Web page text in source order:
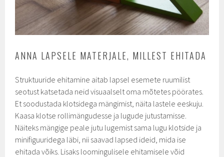
ANNA LAPSELE MATERJALE, MILLEST EHITADA
Struktuuride ehitamine aitab lapsel esemete ruumilist
seotust katsetada neid visuaalselt oma mõtetes pöörates.
Et soodustada klotsidega mängimist, näita lastele eeskuju.
Kaasa klotse rollimängudesse ja lugude jutustamisse.
Näiteks mängige peale jutu lugemist sama lugu klotside ja
minifiguuridega läbi, nii saavad lapsed ideid, mida ise
ehitada võiks. Lisaks loomingulisele ehitamisele võid